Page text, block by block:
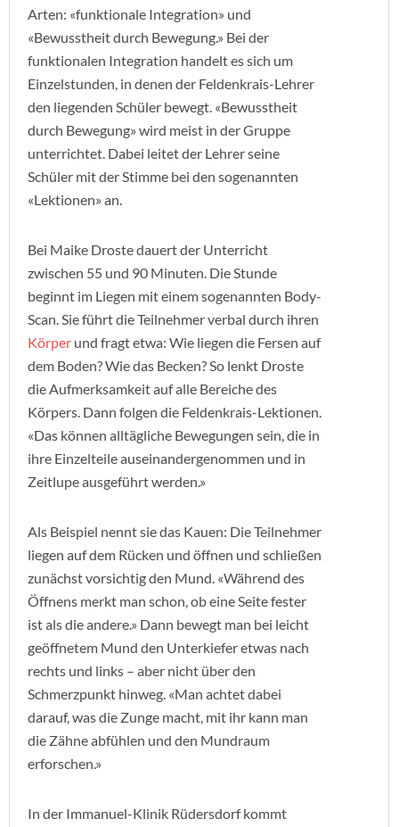
Arten: «funktionale Integration» und
«Bewusstheit durch Bewegung.» Bei der
funktionalen Integration handelt es sich um
Einzelstunden, in denen der Feldenkrais-Lehrer
den liegenden Schüler bewegt. «Bewusstheit
durch Bewegung» wird meist in der Gruppe
unterrichtet. Dabei leitet der Lehrer seine
Schüler mit der Stimme bei den sogenannten
«Lektionen» an.
Bei Maike Droste dauert der Unterricht
zwischen 55 und 90 Minuten. Die Stunde
beginnt im Liegen mit einem sogenannten Body-
Scan. Sie führt die Teilnehmer verbal durch ihren
Körper und fragt etwa: Wie liegen die Fersen auf
dem Boden? Wie das Becken? So lenkt Droste
die Aufmerksamkeit auf alle Bereiche des
Körpers. Dann folgen die Feldenkrais-Lektionen.
«Das können alltägliche Bewegungen sein, die in
ihre Einzelteile auseinandergenommen und in
Zeitlupe ausgeführt werden.»
Als Beispiel nennt sie das Kauen: Die Teilnehmer
liegen auf dem Rücken und öffnen und schließen
zunächst vorsichtig den Mund. «Während des
Öffnens merkt man schon, ob eine Seite fester
ist als die andere.» Dann bewegt man bei leicht
geöffnetem Mund den Unterkiefer etwas nach
rechts und links – aber nicht über den
Schmerzpunkt hinweg. «Man achtet dabei
darauf, was die Zunge macht, mit ihr kann man
die Zähne abfühlen und den Mundraum
erforschen.»
In der Immanuel-Klinik Rüdersdorf kommt